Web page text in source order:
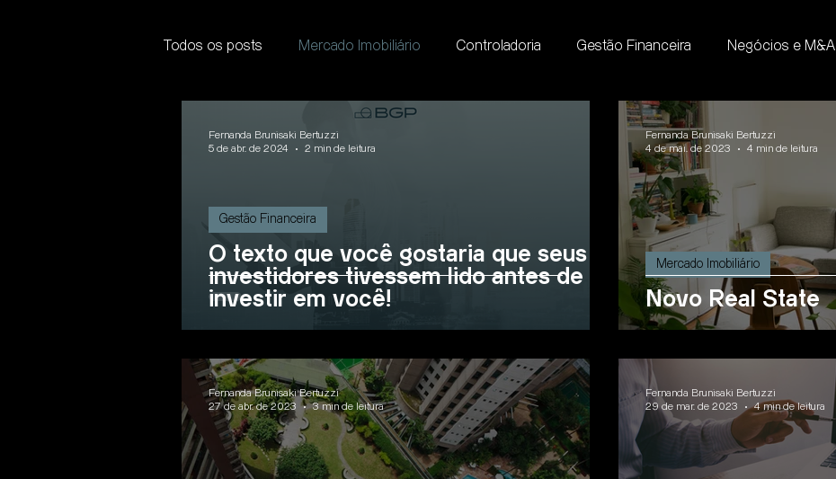
Todos os posts Mercado Imobiliário Controladoria Gestão Financeira Negócios e M&A
O texto que você gostaria que seus
investidores tivessem lido antes de
investir em você!
Gestão Financeira
Fernanda Brunisaki Bertuzzi
5 de abr. de 2024
2 min de leitura
Novo Real State
Mercado Imobiliário
Fernanda Brunisaki Bertuzzi
4 de mai. de 2023
4 min de leitura
Fernanda Brunisaki Bertuzzi
27 de abr. de 2023
3 min de leitura
Fernanda Brunisaki Bertuzzi
29 de mar. de 2023
4 min de leitura